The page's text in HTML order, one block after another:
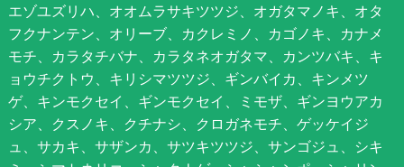
エゾユズリハ、オオムラサキツツジ、オガタマノキ、オタ
フクナンテン、オリーブ、カクレミノ、カゴノキ、カナメ
モチ、カラタチバナ、カラタネオガタマ、カンツバキ、キ
ョウチクトウ、キリシマツツジ、ギンバイカ、キンメツ
ゲ、キンモクセイ、ギンモクセイ、ミモザ、ギンヨウアカ
シア、クスノキ、クチナシ、クロガネモチ、ゲッケイジ
ュ、サカキ、サザンカ、サツキツツジ、サンゴジュ、シキ